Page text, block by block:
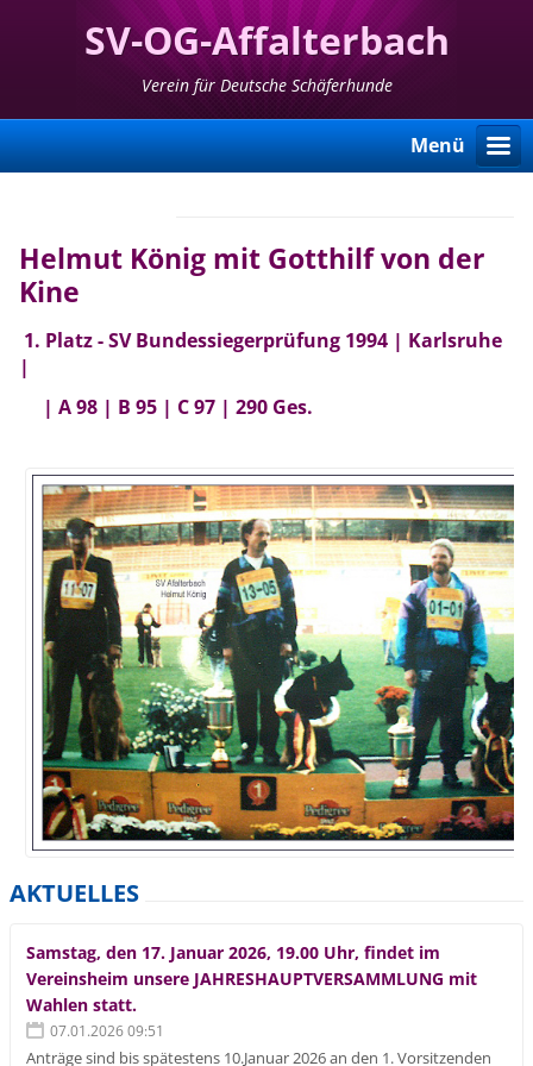
SV-OG-Affalterbach
Verein für Deutsche Schäferhunde
Menü
Helmut König mit Gotthilf von der
Kine
1. Platz - SV Bundessiegerprüfung 1994 | Karlsruhe
|
| A 98 | B 95 | C 97 | 290 Ges.
AKTUELLES
Samstag, den 17. Januar 2026, 19.00 Uhr, findet im
Vereinsheim unsere JAHRESHAUPTVERSAMMLUNG mit
Wahlen statt.
07.01.2026 09:51
Anträge sind bis spätestens 10.Januar 2026 an den 1. Vorsitzenden